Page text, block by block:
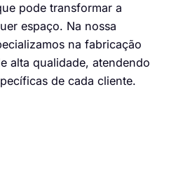
pode transformar a
espaço. Na nossa
na fabricação
alta qualidade, atendendo
de cada cliente.